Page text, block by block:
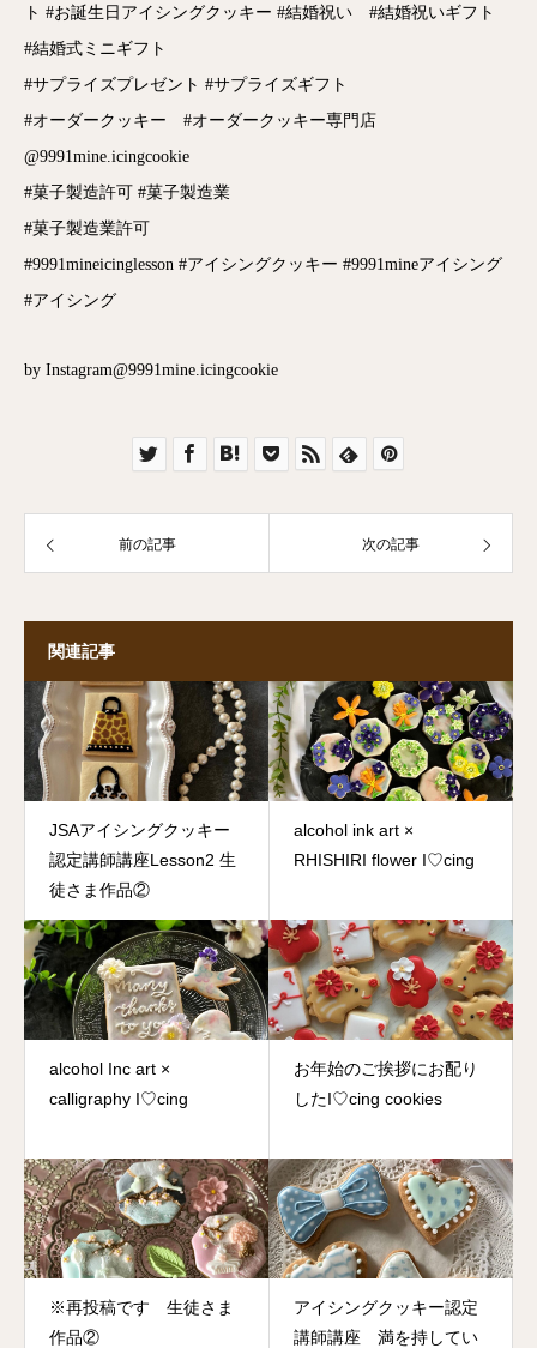
ト #お誕生日アイシングクッキー #結婚祝い #結婚祝いギフト
#結婚式ミニギフト
#サプライズプレゼント #サプライズギフト
#オーダークッキー #オーダークッキー専門店
@9991mine.icingcookie
#菓子製造許可 #菓子製造業
#菓子製造業許可
#9991mineicinglesson #アイシングクッキー #9991mineアイシング
#アイシング
by Instagram@9991mine.icingcookie
前の記事 次の記事
関連記事
JSAアイシングクッキー
認定講師講座Lesson2 生
徒さま作品②
alcohol ink art ×
RHISHIRI flower I♡cing
alcohol Inc art ×
calligraphy I♡cing
お年始のご挨拶にお配り
したI♡cing cookies
※再投稿です 生徒さま
作品②
アイシングクッキー認定
講師講座 満を持してい